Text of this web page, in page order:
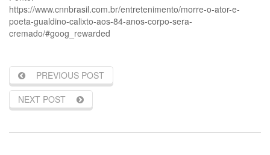
https://www.cnnbrasil.com.br/entretenimento/morre-o-ator-e-
poeta-gualdino-calixto-aos-84-anos-corpo-sera-
cremado/#goog_rewarded
PREVIOUS POST
NEXT POST